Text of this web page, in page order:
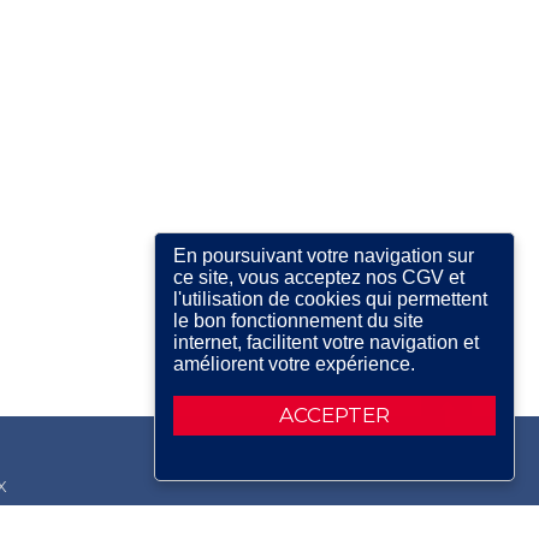
ACCEPTER
En poursuivant votre navigation sur
ce site, vous acceptez nos CGV et
l'utilisation de cookies qui permettent
le bon fonctionnement du site
internet, facilitent votre navigation et
améliorent votre expérience.